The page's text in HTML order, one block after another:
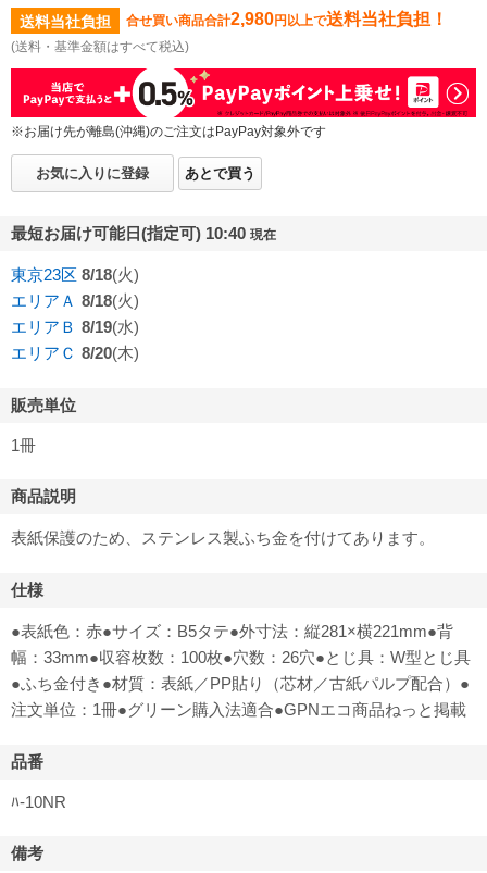
送料当社負担 合せ買い商品合計2,980円以上で送料当社負担！
(送料・基準金額はすべて税込)
※お届け先が離島(沖縄)のご注文はPayPay対象外です
お気に入りに登録 あとで買う
最短お届け可能日(指定可) 10:40 現在
東京23区 8/18(火)
エリアＡ 8/18(火)
エリアＢ 8/19(水)
エリアＣ 8/20(木)
販売単位
1冊
商品説明
表紙保護のため、ステンレス製ふち金を付けてあります。
仕様
●表紙色：赤●サイズ：B5タテ●外寸法：縦281×横221mm●背
幅：33mm●収容枚数：100枚●穴数：26穴●とじ具：W型とじ具
●ふち金付き●材質：表紙／PP貼り（芯材／古紙パルプ配合）●
注文単位：1冊●グリーン購入法適合●GPNエコ商品ねっと掲載
品番
ﾊ-10NR
備考